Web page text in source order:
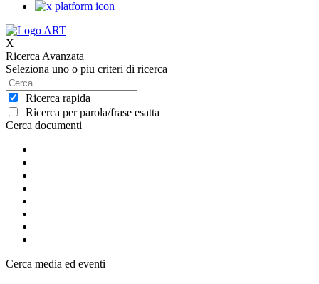
X
Ricerca Avanzata
Seleziona uno o piu criteri di ricerca
Ricerca rapida
Ricerca per parola/frase esatta
Cerca documenti
Cerca media ed eventi